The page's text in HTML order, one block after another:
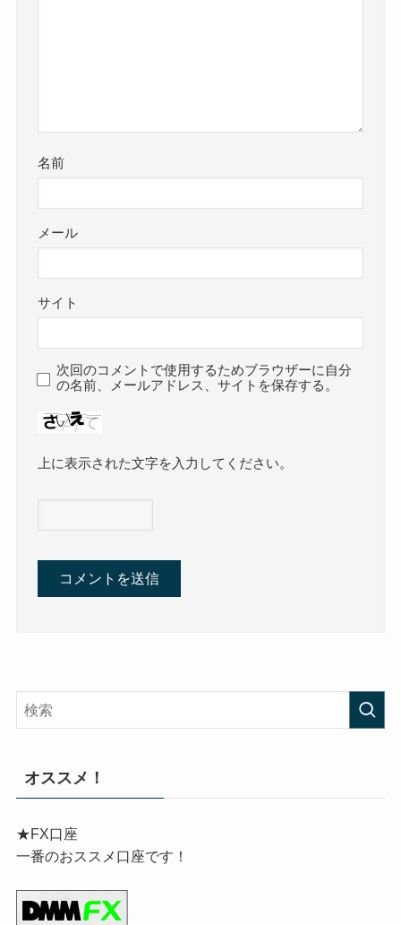
名前
メール
サイト
次回のコメントで使用するためブラウザーに自分
の名前、メールアドレス、サイトを保存する。
上に表示された文字を入力してください。
オススメ！
★FX口座
一番のおススメ口座です！